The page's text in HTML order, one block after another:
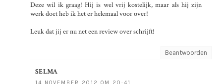
Deze wil ik graag! Hij is wel vrij kostelijk, maar als hij zijn
werk doet heb ik het er helemaal voor over!
Leuk dat jij er nu net een review over schrijft!
Beantwoorden
SELMA